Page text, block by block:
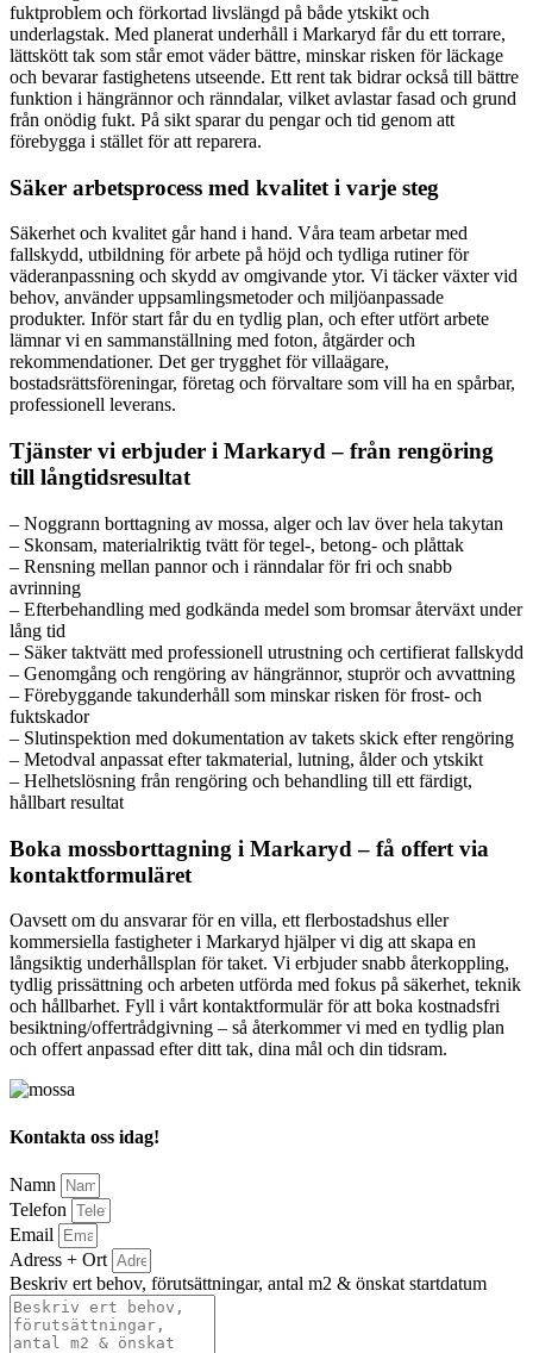
fuktproblem och förkortad livslängd på både ytskikt och
underlagstak. Med planerat underhåll i Markaryd får du ett torrare,
lättskött tak som står emot väder bättre, minskar risken för läckage
och bevarar fastighetens utseende. Ett rent tak bidrar också till bättre
funktion i hängrännor och ränndalar, vilket avlastar fasad och grund
från onödig fukt. På sikt sparar du pengar och tid genom att
förebygga i stället för att reparera.
Säker arbetsprocess med kvalitet i varje steg
Säkerhet och kvalitet går hand i hand. Våra team arbetar med
fallskydd, utbildning för arbete på höjd och tydliga rutiner för
väderanpassning och skydd av omgivande ytor. Vi täcker växter vid
behov, använder uppsamlingsmetoder och miljöanpassade
produkter. Inför start får du en tydlig plan, och efter utfört arbete
lämnar vi en sammanställning med foton, åtgärder och
rekommendationer. Det ger trygghet för villaägare,
bostadsrättsföreningar, företag och förvaltare som vill ha en spårbar,
professionell leverans.
Tjänster vi erbjuder i Markaryd – från rengöring
till långtidsresultat
– Noggrann borttagning av mossa, alger och lav över hela takytan
– Skonsam, materialriktig tvätt för tegel-, betong- och plåttak
– Rensning mellan pannor och i ränndalar för fri och snabb
avrinning
– Efterbehandling med godkända medel som bromsar återväxt under
lång tid
– Säker taktvätt med professionell utrustning och certifierat fallskydd
– Genomgång och rengöring av hängrännor, stuprör och avvattning
– Förebyggande takunderhåll som minskar risken för frost- och
fuktskador
– Slutinspektion med dokumentation av takets skick efter rengöring
– Metodval anpassat efter takmaterial, lutning, ålder och ytskikt
– Helhetslösning från rengöring och behandling till ett färdigt,
hållbart resultat
Boka mossborttagning i Markaryd – få offert via
kontaktformuläret
Oavsett om du ansvarar för en villa, ett flerbostadshus eller
kommersiella fastigheter i Markaryd hjälper vi dig att skapa en
långsiktig underhållsplan för taket. Vi erbjuder snabb återkoppling,
tydlig prissättning och arbeten utförda med fokus på säkerhet, teknik
och hållbarhet. Fyll i vårt kontaktformulär för att boka kostnadsfri
besiktning/offertrådgivning – så återkommer vi med en tydlig plan
och offert anpassad efter ditt tak, dina mål och din tidsram.
Kontakta oss idag!
Namn
Telefon
Email
Adress + Ort
Beskriv ert behov, förutsättningar, antal m2 & önskat startdatum